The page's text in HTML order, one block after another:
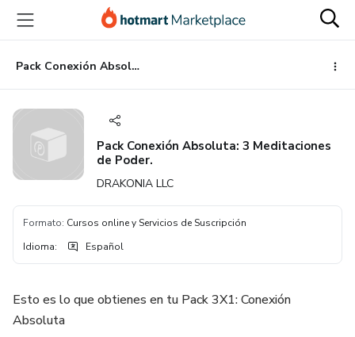
principal
página
de
página
Pack Conexión Absoluta: 3 Meditaciones de Poder.
Pack Conexión Absoluta: 3 Meditaciones
de Poder.
DRAKONIA LLC
Formato: Cursos online y Servicios de Suscripción
Idioma: Español
Esto es lo que obtienes en tu Pack 3X1: Conexión
Absoluta